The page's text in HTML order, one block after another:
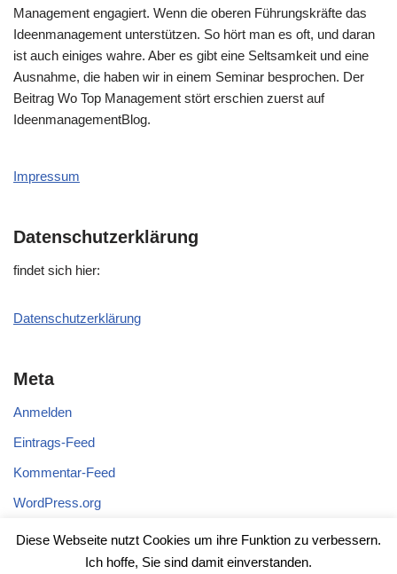
Management engagiert. Wenn die oberen Führungskräfte das
Ideenmanagement unterstützen. So hört man es oft, und daran
ist auch einiges wahre. Aber es gibt eine Seltsamkeit und eine
Ausnahme, die haben wir in einem Seminar besprochen. Der
Beitrag Wo Top Management stört erschien zuerst auf
IdeenmanagementBlog.
Impressum
Datenschutzerklärung
fin­det sich hier:
Daten­schutz­er­klä­rung
Meta
Anmelden
Eintrags-Feed
Kommentar-Feed
WordPress.org
Diese Webseite nutzt Cookies um ihre Funktion zu verbessern.
Ich hoffe, Sie sind damit einverstanden.